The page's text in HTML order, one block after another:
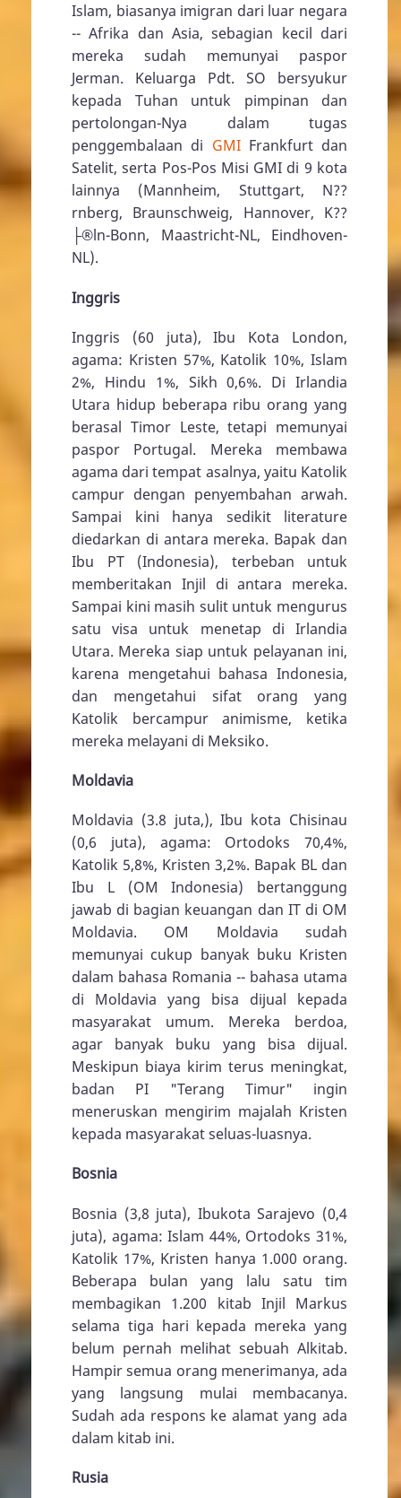
Islam, biasanya imigran dari luar negara
-- Afrika dan Asia, sebagian kecil dari
mereka sudah memunyai paspor
Jerman. Keluarga Pdt. SO bersyukur
kepada Tuhan untuk pimpinan dan
pertolongan-Nya dalam tugas
penggembalaan di GMIFrankfurt dan
Satelit, serta Pos-Pos Misi GMI di 9 kota
lainnya (Mannheim, Stuttgart, N??
rnberg, Braunschweig, Hannover, K??
├®ln-Bonn, Maastricht-NL, Eindhoven-
NL).
Inggris
Inggris (60 juta), Ibu Kota London,
agama: Kristen 57%, Katolik 10%, Islam
2%, Hindu 1%, Sikh 0,6%. Di Irlandia
Utara hidup beberapa ribu orang yang
berasal Timor Leste, tetapi memunyai
paspor Portugal. Mereka membawa
agama dari tempat asalnya, yaitu Katolik
campur dengan penyembahan arwah.
Sampai kini hanya sedikit literature
diedarkan di antara mereka. Bapak dan
Ibu PT (Indonesia), terbeban untuk
memberitakan Injil di antara mereka.
Sampai kini masih sulit untuk mengurus
satu visa untuk menetap di Irlandia
Utara. Mereka siap untuk pelayanan ini,
karena mengetahui bahasa Indonesia,
dan mengetahui sifat orang yang
Katolik bercampur animisme, ketika
mereka melayani di Meksiko.
Moldavia
Moldavia (3.8 juta,), Ibu kota Chisinau
(0,6 juta), agama: Ortodoks 70,4%,
Katolik 5,8%, Kristen 3,2%. Bapak BL dan
Ibu L (OM Indonesia) bertanggung
jawab di bagian keuangan dan IT di OM
Moldavia. OM Moldavia sudah
memunyai cukup banyak buku Kristen
dalam bahasa Romania -- bahasa utama
di Moldavia yang bisa dijual kepada
masyarakat umum. Mereka berdoa,
agar banyak buku yang bisa dijual.
Meskipun biaya kirim terus meningkat,
badan PI "Terang Timur" ingin
meneruskan mengirim majalah Kristen
kepada masyarakat seluas-luasnya.
Bosnia
Bosnia (3,8 juta), Ibukota Sarajevo (0,4
juta), agama: Islam 44%, Ortodoks 31%,
Katolik 17%, Kristen hanya 1.000 orang.
Beberapa bulan yang lalu satu tim
membagikan 1.200 kitab Injil Markus
selama tiga hari kepada mereka yang
belum pernah melihat sebuah Alkitab.
Hampir semua orang menerimanya, ada
yang langsung mulai membacanya.
Sudah ada respons ke alamat yang ada
dalam kitab ini.
Rusia